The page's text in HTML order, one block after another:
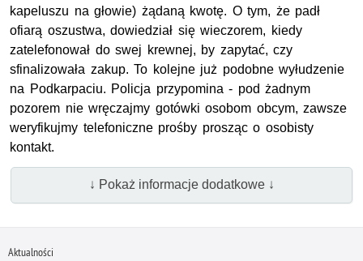
kapeluszu na głowie) żądaną kwotę. O tym, że padł
ofiarą oszustwa, dowiedział się wieczorem, kiedy
zatelefonował do swej krewnej, by zapytać, czy
sfinalizowała zakup. To kolejne już podobne wyłudzenie
na Podkarpaciu. Policja przypomina - pod żadnym
pozorem nie wręczajmy gotówki osobom obcym, zawsze
weryfikujmy telefoniczne prośby prosząc o osobisty
kontakt.
↓ Pokaż informacje dodatkowe ↓
Aktualności